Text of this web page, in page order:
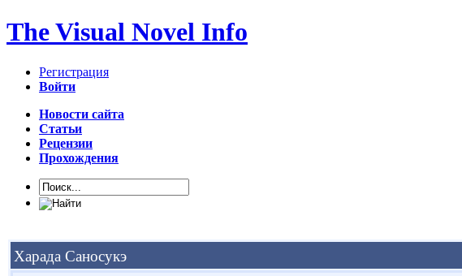
The Visual Novel Info
Регистрация
Войти
Новости сайта
Статьи
Рецензии
Прохождения
Харада Саносукэ